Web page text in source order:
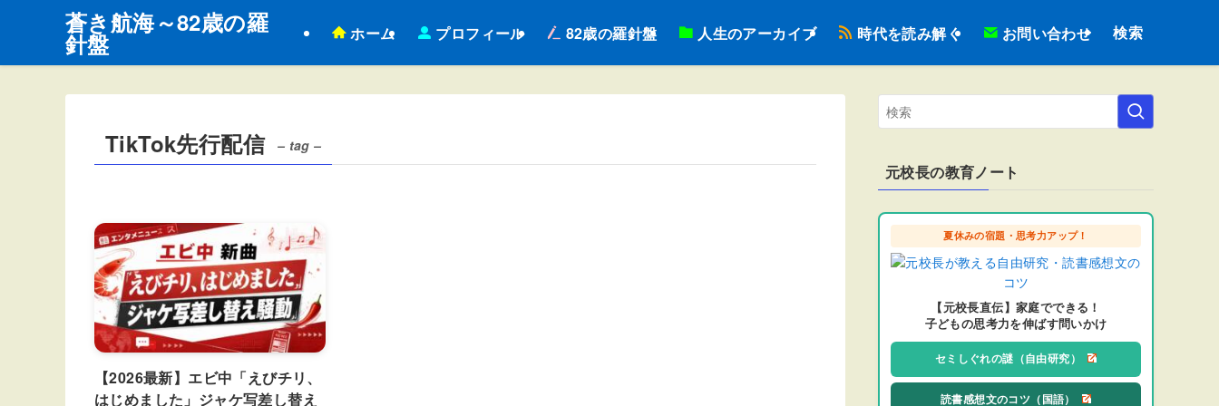
蒼き航海～82歳の羅
針盤 ホーム プロフィール 82歳の羅針盤 人生のアーカイブ 時代を読み解く お問い合わせ 検索
TikTok先行配信 – tag –
【2026最新】エビ中「えびチリ、
はじめました」ジャケ写差し替え
元校長の教育ノート
夏休みの宿題・思考力アップ！
【元校長直伝】家庭でできる！
子どもの思考力を伸ばす問いかけ
セミしぐれの謎（自由研究）
読書感想文のコツ（国語）